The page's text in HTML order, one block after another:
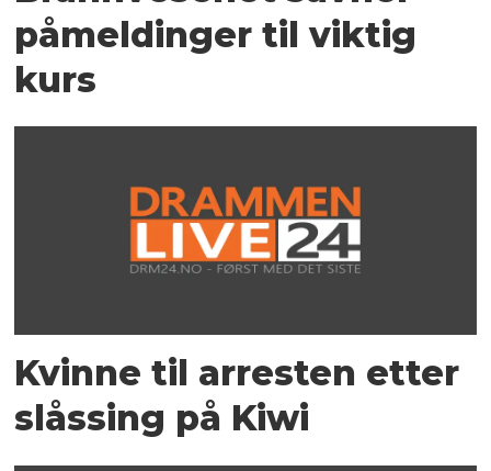
påmeldinger til viktig
kurs
Kvinne til arresten etter
slåssing på Kiwi